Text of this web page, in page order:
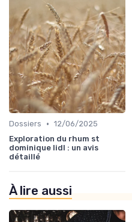
Dossiers • 12/06/2025
Exploration du rhum st
dominique lidl : un avis
détaillé
À lire aussi